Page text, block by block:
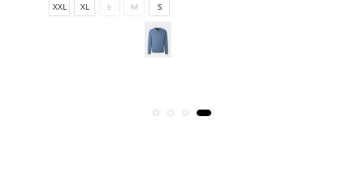
S
M
L
XL
XXL